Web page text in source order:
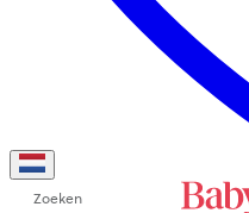
Zoeken